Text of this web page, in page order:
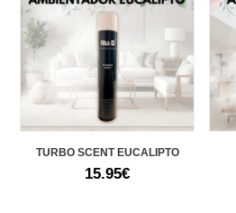
TURBO SCENT EUCALIPTO
15.95€